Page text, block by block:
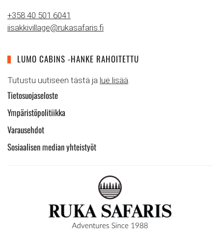
+358 40 501 6041
iisakkivillage@rukasafaris.fi
LUMO CABINS -HANKE RAHOITETTU
Tutustu uutiseen tästä ja lue lisää.
Tietosuojaseloste
Ympäristöpolitiikka
Varausehdot
Sosiaalisen median yhteistyöt